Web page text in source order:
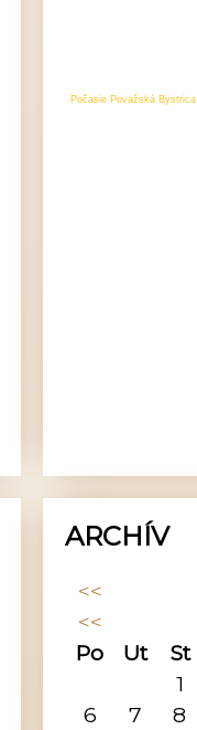
Počasie Považská Bystrica
ARCHÍV
<<
<<
Po
Ut St
1
6
7 8